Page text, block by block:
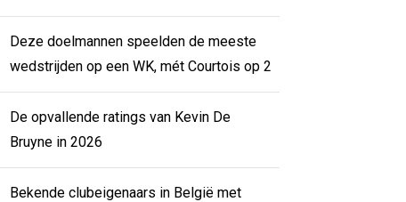
Deze doelmannen speelden de meeste
wedstrijden op een WK, mét Courtois op 2
De opvallende ratings van Kevin De
Bruyne in 2026
Bekende clubeigenaars in België met